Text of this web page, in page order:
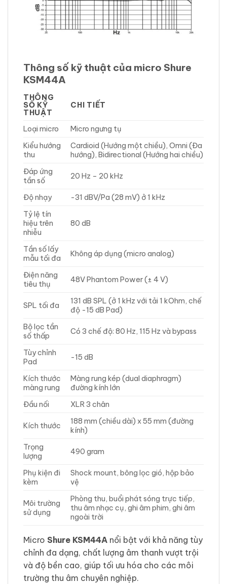
Thông số kỹ thuật của micro Shure
KSM44A
THÔNG
SỐ KỸ
THUẬT
CHI TIẾT
Loại micro
Micro ngưng tụ
Kiểu hướng
thu
Cardioid (Hướng một chiều), Omni (Đa
hướng), Bidirectional (Hướng hai chiều)
Đáp ứng
tần số
20 Hz – 20 kHz
Độ nhạy
-31 dBV/Pa (28 mV) ở 1 kHz
Tỷ lệ tín
hiệu trên
nhiễu
80 dB
Tần số lấy
mẫu tối đa
Không áp dụng (micro analog)
Điện năng
tiêu thụ
48V Phantom Power (± 4 V)
SPL tối đa
131 dB SPL (ở 1 kHz với tải 1 kOhm, chế
độ -15 dB Pad)
Bộ lọc tần
số thấp
Có 3 chế độ: 80 Hz, 115 Hz và bypass
Tùy chỉnh
Pad
-15 dB
Kích thước
màng rung
Màng rung kép (dual diaphragm)
đường kính lớn
Đầu nối
XLR 3 chân
Kích thước
188 mm (chiều dài) x 55 mm (đường
kính)
Trọng
lượng
490 gram
Phụ kiện đi
kèm
Shock mount, bông lọc gió, hộp bảo
vệ
Môi trường
sử dụng
Phòng thu, buổi phát sóng trực tiếp,
thu âm nhạc cụ, ghi âm phim, ghi âm
ngoài trời
Micro Shure KSM44A nổi bật với khả năng tùy
chỉnh đa dạng, chất lượng âm thanh vượt trội
và độ bền cao, giúp tối ưu hóa cho các môi
trường thu âm chuyên nghiệp.